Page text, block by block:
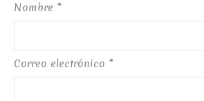
Nombre *
Correo electrónico *